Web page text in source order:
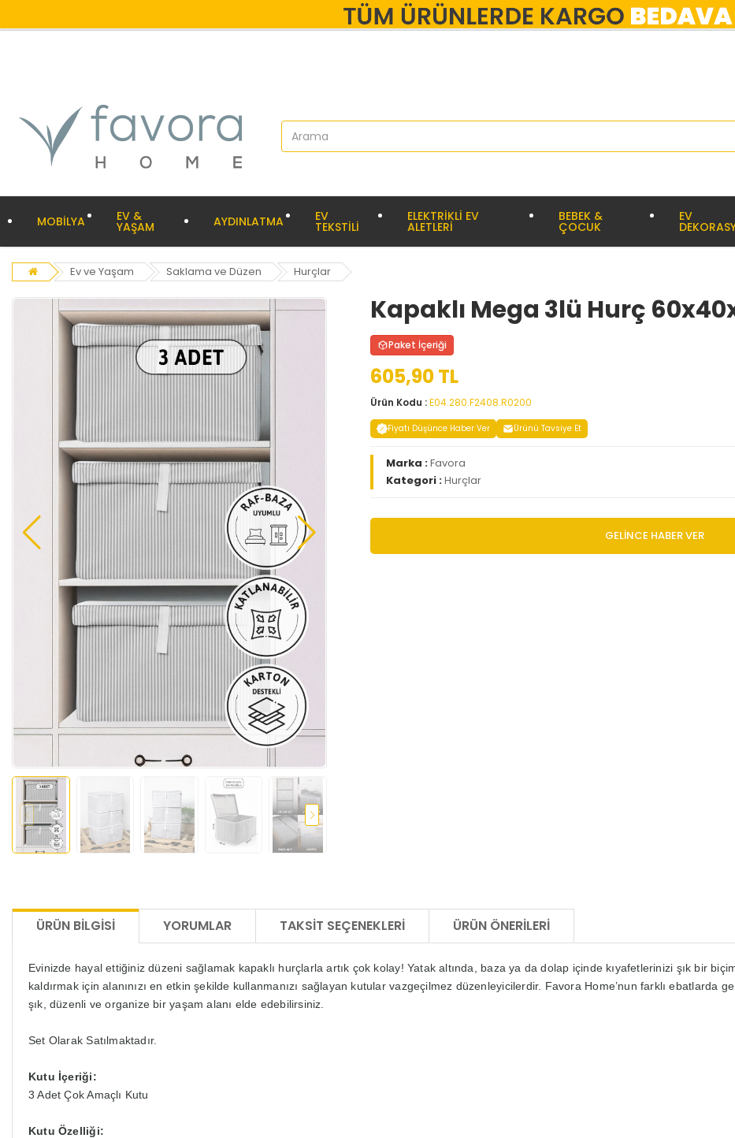
MOBİLYA EV &
YAŞAM AYDINLATMA EV
TEKSTİLİ
ELEKTRİKLİ EV
ALETLERİ
BEBEK &
ÇOCUK
EV
Ev ve Yaşam Saklama ve Düzen Hurçlar
Kapaklı Mega 3lü Hurç
Paket İçeriği
605,90 TL
Ürün Kodu :E04.280.F2408.R0200
Fiyatı Düşünce Haber Ver Ürünü Tavsiye Et
Marka :Favora
Kategori :Hurçlar
GELİNCE HABER VER
ÜRÜN BILGISI YORUMLAR TAKSIT SEÇENEKLERI ÜRÜN ÖNERILERI
Evinizde hayal ettiğiniz düzeni sağlamak kapaklı hurçlarla artık çok kolay! Yatak altında, baza ya da dolap içinde kıyafetlerinizi şık bir
kaldırmak için alanınızı en etkin şekilde kullanmanızı sağlayan kutular vazgeçilmez düzenleyicilerdir. Favora Home’nun farklı ebatlarda
şık, düzenli ve organize bir yaşam alanı elde edebilirsiniz.
Set Olarak Satılmaktadır.
Kutu İçeriği:
3 Adet Çok Amaçlı Kutu
Kutu Özelliği: